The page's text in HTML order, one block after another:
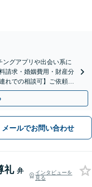
ングアプリや出会い系に
請求・婚姻費用・財産分
れでの相談可】ご依頼後
メールでお問い合わせ
礼 弁
インタビューを
見る